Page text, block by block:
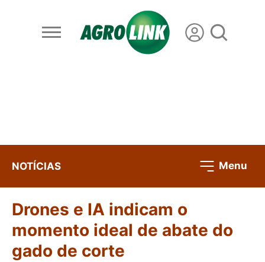
NOTÍCIAS Menu
Drones e IA indicam o
momento ideal de abate do
gado de corte